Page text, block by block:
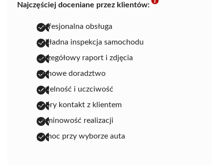
Najczęściej doceniane przez klientów:
profesjonalna obsługa
dokładna inspekcja samochodu
szczegółowy raport i zdjęcia
fachowe doradztwo
rzetelność i uczciwość
dobry kontakt z klientem
terminowość realizacji
pomoc przy wyborze auta